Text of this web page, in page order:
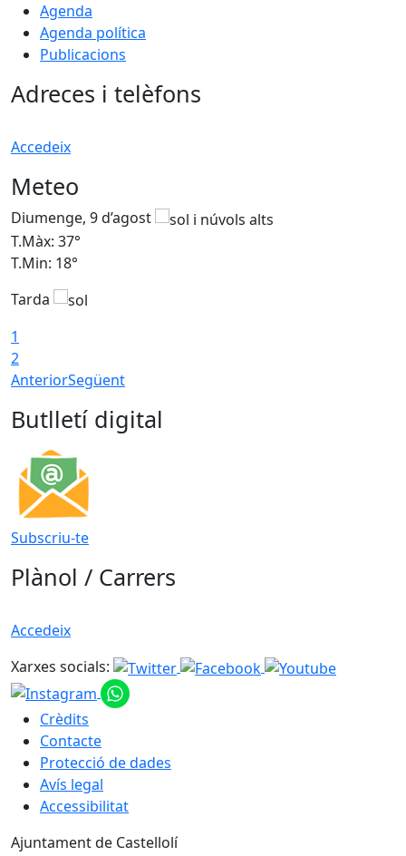
Agenda
Agenda política
Publicacions
Adreces i telèfons
Accedeix
Meteo
Diumenge, 9 d’agost
T.Màx: 37°
T.Min: 18°
Tarda
1
2
AnteriorSegüent
Butlletí digital
Subscriu-te
Plànol / Carrers
Accedeix
Xarxes socials:
Crèdits
Contacte
Protecció de dades
Avís legal
Accessibilitat
Ajuntament de Castellolí